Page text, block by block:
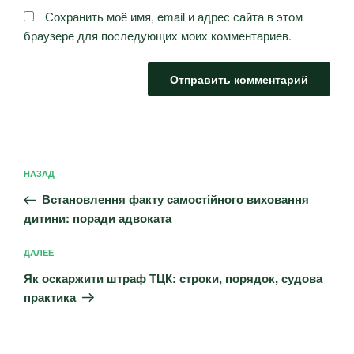
Сохранить моё имя, email и адрес сайта в этом
браузере для последующих моих комментариев.
НАЗАД
Встановлення факту самостійного виховання
дитини: поради адвоката
ДАЛЕЕ
Як оскаржити штраф ТЦК: строки, порядок, судова
практика